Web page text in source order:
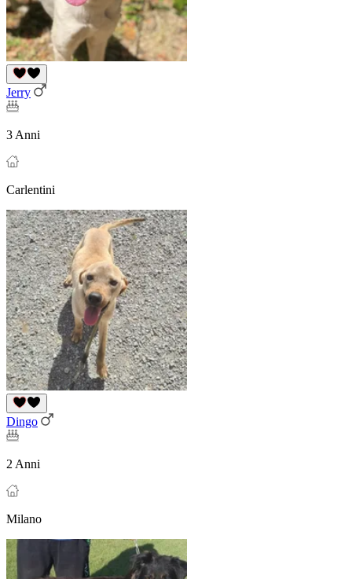
Jerry
3 Anni
Carlentini
Dingo
2 Anni
Milano